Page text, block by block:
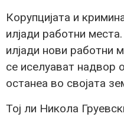
Корупцијата и
илјади работни
илјади нови работни
се иселуават надвор
останеа во својата
Тој ли Никола